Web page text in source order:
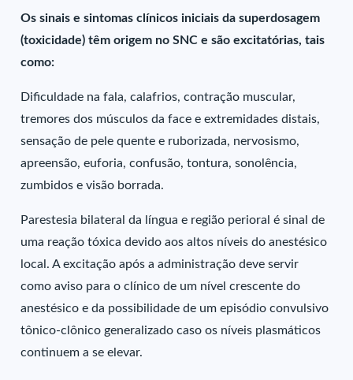
Os sinais e sintomas clínicos iniciais da superdosagem
(toxicidade) têm origem no SNC e são excitatórias, tais
como:
Dificuldade na fala, calafrios, contração muscular,
tremores dos músculos da face e extremidades distais,
sensação de pele quente e ruborizada, nervosismo,
apreensão, euforia, confusão, tontura, sonolência,
zumbidos e visão borrada.
Parestesia bilateral da língua e região perioral é sinal de
uma reação tóxica devido aos altos níveis do anestésico
local. A excitação após a administração deve servir
como aviso para o clínico de um nível crescente do
anestésico e da possibilidade de um episódio convulsivo
tônico-clônico generalizado caso os níveis plasmáticos
continuem a se elevar.